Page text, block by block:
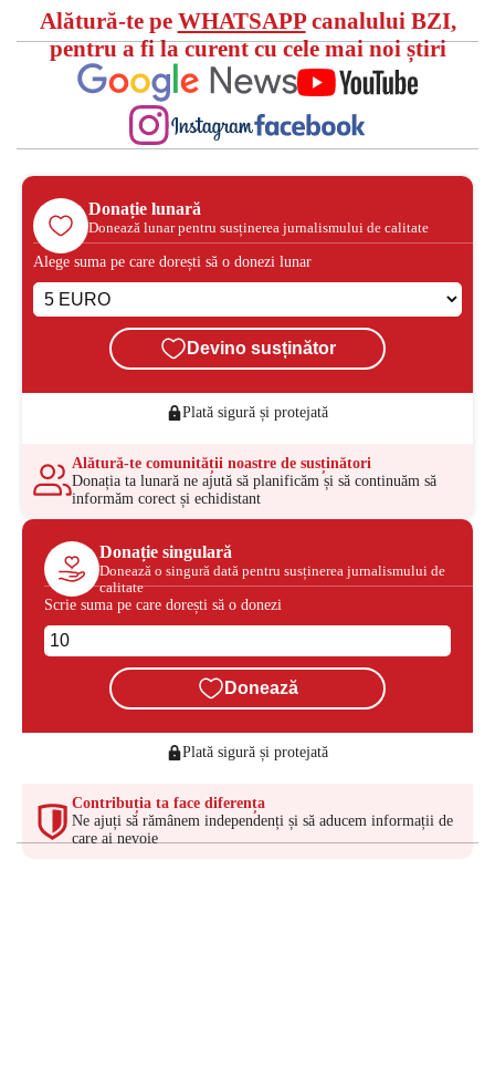
Alătură-te pe WHATSAPPcanalului BZI,
pentru a fi la curent cu cele mai noi știri
Donație lunară
Donează lunar pentru susținerea jurnalismului de calitate
Alege suma pe care dorești să o donezi lunar
Devino susținător
Plată sigură și protejată
Alătură-te comunității noastre de susținători
Donația ta lunară ne ajută să planificăm și să continuăm să
informăm corect și echidistant
Donație singulară
Donează o singură dată pentru susținerea jurnalismului de
calitate
Scrie suma pe care dorești să o donezi
Donează
Plată sigură și protejată
Contribuția ta face diferența
Ne ajuți să rămânem independenți și să aducem informații de
care ai nevoie